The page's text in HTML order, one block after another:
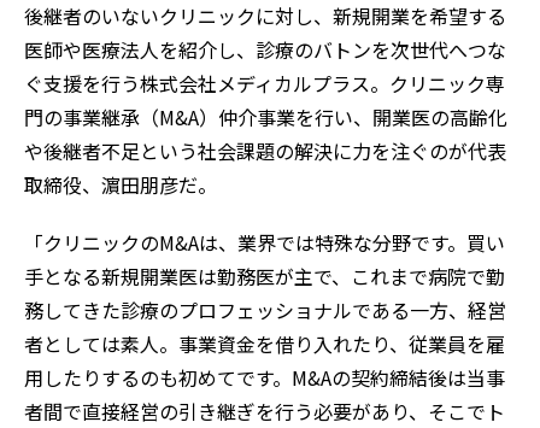
後継者のいないクリニックに対し、新規開業を希望する
医師や医療法人を紹介し、診療のバトンを次世代へつな
ぐ支援を行う株式会社メディカルプラス。クリニック専
門の事業継承（M&A）仲介事業を行い、開業医の高齢化
や後継者不足という社会課題の解決に力を注ぐのが代表
取締役、濵田朋彦だ。
「クリニックのM&Aは、業界では特殊な分野です。買い
手となる新規開業医は勤務医が主で、これまで病院で勤
務してきた診療のプロフェッショナルである一方、経営
者としては素人。事業資金を借り入れたり、従業員を雇
用したりするのも初めてです。M&Aの契約締結後は当事
者間で直接経営の引き継ぎを行う必要があり、そこでト